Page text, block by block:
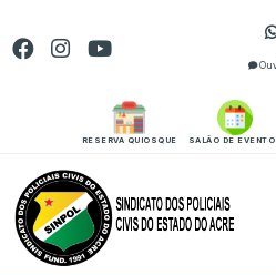
RESERVA QUIOSQUE SALÃO DE